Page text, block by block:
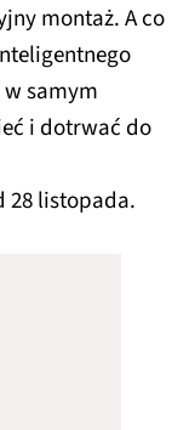
montaż. A co
samym
i dotrwać do
28 listopada.